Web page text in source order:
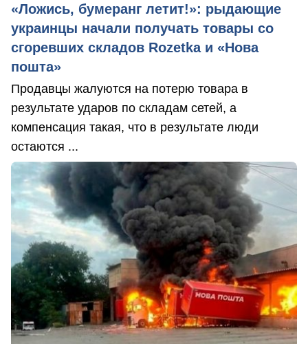
«Ложись, бумеранг летит!»: рыдающие
украинцы начали получать товары со
сгоревших складов Rozetka и «Нова
пошта»
Продавцы жалуются на потерю товара в
результате ударов по складам сетей, а
компенсация такая, что в результате люди
остаются ...